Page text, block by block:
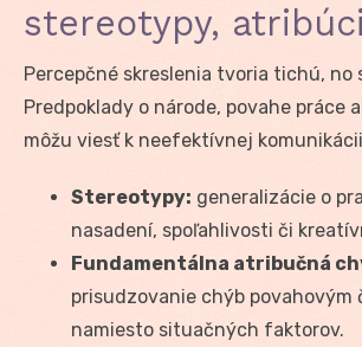
stereotypy,
Percepčné skreslenia tvoria tichú, no
Predpoklady o národe, povahe práce
môžu viesť k neefektívnej
Stereotypy: generalizácie o
nasadení, spoľahlivosti či
Fundamentálna atribučná
prisudzovanie chýb povahovým
namiesto situačných faktorov.